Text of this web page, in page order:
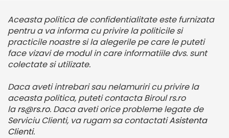
Aceasta politica de confidentialitate este furnizata
pentru a va informa cu privire la politicile si
practicile noastre si la alegerile pe care le puteti
face vizavi de modul in care informatiile dvs. sunt
colectate si utilizate.
Daca aveti intrebari sau nelamuriri cu privire la
aceasta politica, puteti contacta Biroul rs.ro
lars@rs.ro. Daca aveti orice probleme legate de
Serviciu Clienti, va rugam sa contactatiAsistenta
Clienti.